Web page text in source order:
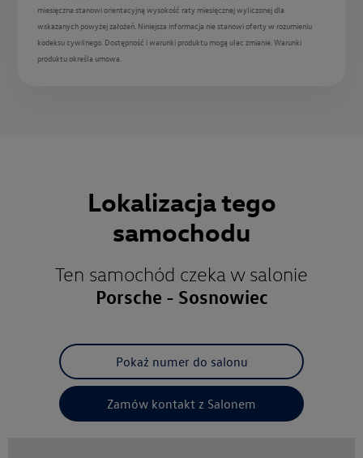
miesięczna stanowi orientacyjną wysokość raty miesięcznej wyliczonej dla
wskazanych powyżej założeń. Niniejsza informacja nie stanowi oferty w rozumieniu
kodeksu cywilnego. Dostępność i warunki produktu mogą ulec zmianie. Warunki
produktu określa umowa.
Lokalizacja tego
samochodu
Ten samochód czeka w salonie
Porsche - Sosnowiec
Pokaż numer do salonu
Zamów kontakt z Salonem